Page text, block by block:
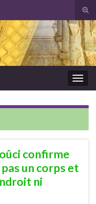
confirme
un corps et
ni